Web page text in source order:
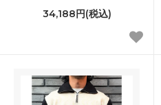
34,188円(税込)